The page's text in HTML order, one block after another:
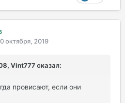
октября, 2019
Vint777 сказал:
провисают, если они